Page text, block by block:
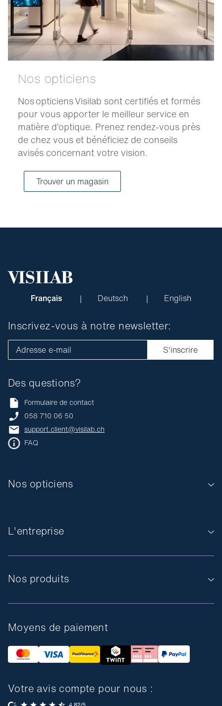
Nos opticiens
Nos opticiens Visilab sont certifiés et formés
pour vous apporter le meilleur service en
matière d’optique. Prenez rendez-vous près
de chez vous et bénéficiez de conseils
avisés concernant votre vision.
Trouver un magasin
Français Deutsch English
L'entreprise
Nos produits
Nos opticiens
Des questions?
Formulaire de contact
058 710 06 50
support.client@visilab.ch
FAQ
Inscrivez-vous à notre newsletter:
Adresse e-mail S'inscrire
Moyens de paiement
Votre avis compte pour nous :